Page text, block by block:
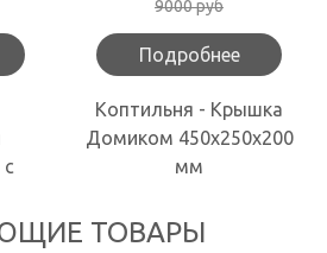
9000 руб
Подробнее
Коптильня - Крышка
Домиком 450х250х200
мм
ТОВАРЫ